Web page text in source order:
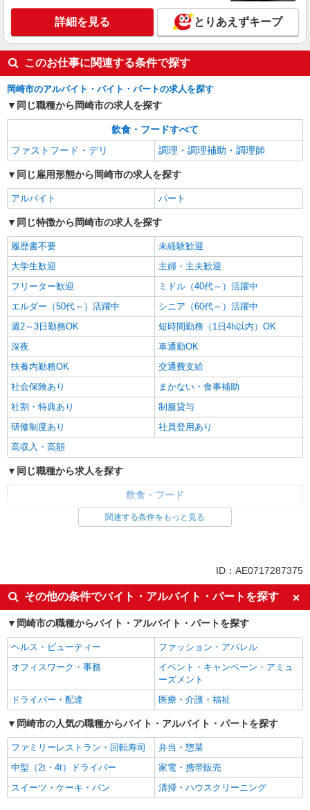
時給1450円
愛知県岡崎市矢作町字西林寺36-7
キープ
詳細を見る とりあえずキープ
このお仕事に関連する条件で探す
岡崎市のアルバイト・バイト・パートの求人を探す
同じ職種から岡崎市の求人を探す
飲食・フードすべて
ファストフード・デリ
調理・調理補助・調理師
同じ雇用形態から岡崎市の求人を探す
アルバイト パート
同じ特徴から岡崎市の求人を探す
履歴書不要
未経験歓迎
大学生歓迎
主婦・主夫歓迎
フリーター歓迎
ミドル（40代～）活躍中
エルダー（50代～）活躍中
シニア（60代～）活躍中
週2～3日勤務OK
短時間勤務（1日4h以内）OK
深夜
車通勤OK
扶養内勤務OK
交通費支給
社会保険あり
まかない・食事補助
社割・特典あり
制服貸与
研修制度あり
社員登用あり
高収入・高額
同じ職種から求人を探す
飲食・フード
ファストフード・デリ
調理・調理補助・調理師
ミドル（40代～）活躍中
週2～3日勤務OK
短時間勤務（1日4h以内）OK
深夜
車通勤OK
扶養内勤務OK
交通費支給
社会保険あり
まかない・食事補助
社員登用あり
関連する条件をもっと見る
ID：AE0717287375
その他の条件でバイト・アルバイト・パートを探す
岡崎市の職種からバイト・アルバイト・パートを探す
ヘルス・ビューティー
ファッション・アパレル
オフィスワーク・事務
イベント・キャンペーン・アミュ
ーズメント
ドライバー・配達
医療・介護・福祉
岡崎市の人気の職種からバイト・アルバイト・パートを探す
ファミリーレストラン・回転寿司
弁当・惣菜
中型（2t・4t）ドライバー
家電・携帯販売
スイーツ・ケーキ・パン
清掃・ハウスクリーニング